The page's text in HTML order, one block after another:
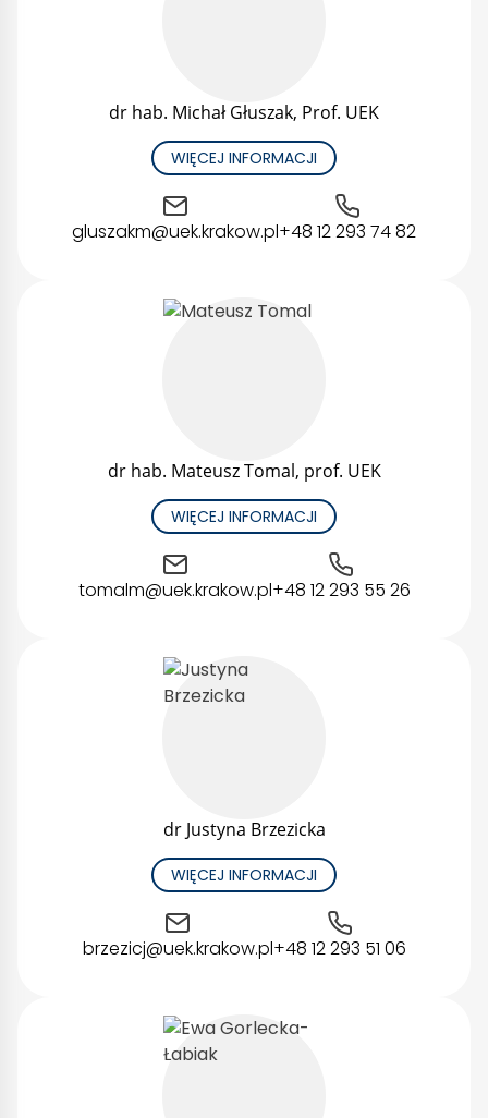
dr hab. Michał Głuszak, Prof. UEK
WIĘCEJ INFORMACJI
gluszakm@uek.krakow.pl+48 12 293 74 82
dr hab. Mateusz Tomal, prof. UEK
WIĘCEJ INFORMACJI
tomalm@uek.krakow.pl+48 12 293 55 26
dr Justyna Brzezicka
WIĘCEJ INFORMACJI
brzezicj@uek.krakow.pl+48 12 293 51 06